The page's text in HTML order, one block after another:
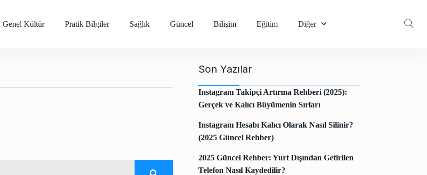
Genel Kültür Pratik Bilgiler Sağlık Güncel Bilişim Eğitim Diğer
Son Yazılar
Instagram Takipçi Artırma Rehberi (2025):
Gerçek ve Kalıcı Büyümenin Sırları
Instagram Hesabı Kalıcı Olarak Nasıl Silinir?
(2025 Güncel Rehber)
2025 Güncel Rehber: Yurt Dışından Getirilen
Telefon Nasıl Kaydedilir?